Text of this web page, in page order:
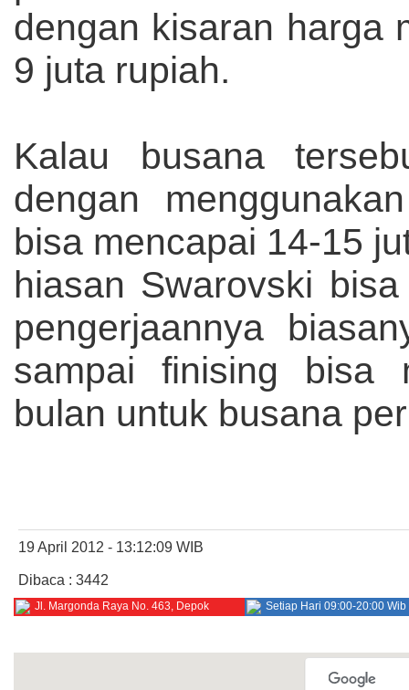
dengan kisaran harga
9 juta rupiah.
Kalau busana
dengan
bisa mencapai 14-15
hiasan Swarovski
pengerjaannya
sampai finising bisa
bulan untuk busana
19 April 2012 - 13:12:09 WIB
Dibaca : 3442
Jl. Margonda Raya No. 463, Depok Setiap Hari 09:00-20:00 Wib